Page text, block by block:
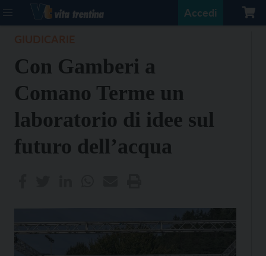
Accedi
Con Gamberi a
Comano Terme un
laboratorio di idee sul
futuro dell’acqua